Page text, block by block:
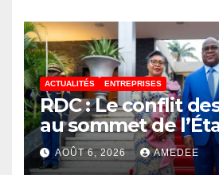
Partenariat pour le
développement de
(AUDA-NEPAD)
ACTUALITÉS ENTREPRISES
RDC : Le conflit
au sommet de
AOÛT 6, 2026 AMEDEE